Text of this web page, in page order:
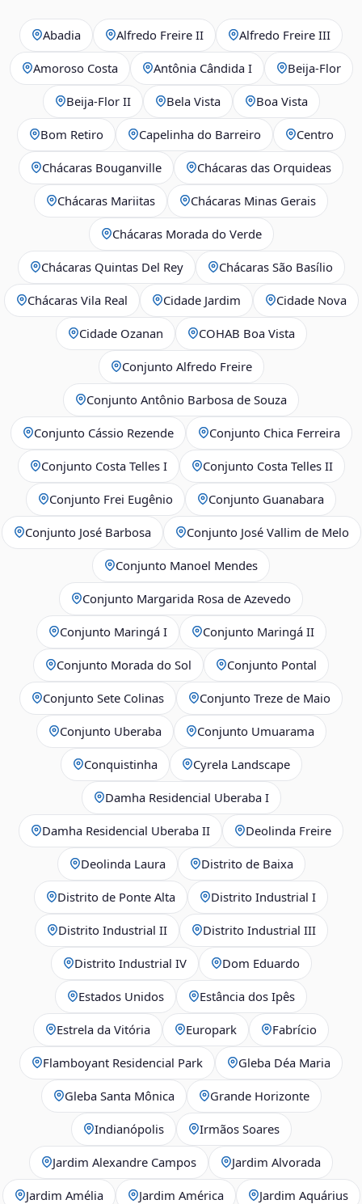
Abadia Alfredo Freire II Alfredo Freire III
Amoroso Costa Antônia Cândida I Beija‑Flor
Beija‑Flor II Bela Vista Boa Vista
Bom Retiro Capelinha do Barreiro Centro
Chácaras Bouganville Chácaras das Orquideas
Chácaras Mariitas Chácaras Minas Gerais
Chácaras Morada do Verde
Chácaras Quintas Del Rey Chácaras São Basílio
Chácaras Vila Real Cidade Jardim Cidade Nova
Cidade Ozanan COHAB Boa Vista
Conjunto Alfredo Freire
Conjunto Antônio Barbosa de Souza
Conjunto Cássio Rezende Conjunto Chica Ferreira
Conjunto Costa Telles I Conjunto Costa Telles II
Conjunto Frei Eugênio Conjunto Guanabara
Conjunto José Barbosa Conjunto José Vallim de Melo
Conjunto Manoel Mendes
Conjunto Margarida Rosa de Azevedo
Conjunto Maringá I Conjunto Maringá II
Conjunto Morada do Sol Conjunto Pontal
Conjunto Sete Colinas Conjunto Treze de Maio
Conjunto Uberaba Conjunto Umuarama
Conquistinha Cyrela Landscape
Damha Residencial Uberaba I
Damha Residencial Uberaba II Deolinda Freire
Deolinda Laura Distrito de Baixa
Distrito de Ponte Alta Distrito Industrial I
Distrito Industrial II Distrito Industrial III
Distrito Industrial IV Dom Eduardo
Estados Unidos Estância dos Ipês
Estrela da Vitória Europark Fabrício
Flamboyant Residencial Park Gleba Déa Maria
Gleba Santa Mônica Grande Horizonte
Indianópolis Irmãos Soares
Jardim Alexandre Campos Jardim Alvorada
Jardim Amélia Jardim América Jardim Aquárius